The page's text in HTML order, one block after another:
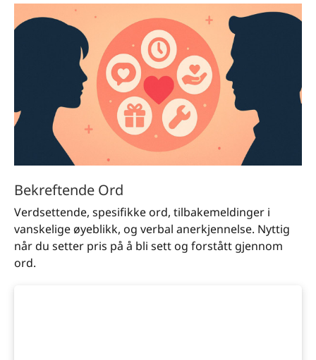
Bekreftende Ord
Verdsettende, spesifikke ord, tilbakemeldinger i
vanskelige øyeblikk, og verbal anerkjennelse. Nyttig
når du setter pris på å bli sett og forstått gjennom
ord.